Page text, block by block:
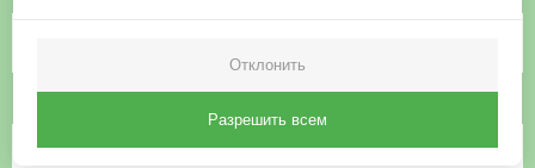
Отклонить
Разрешить всем